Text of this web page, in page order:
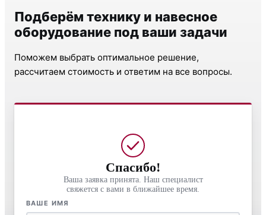
Подберём технику и навесное
оборудование под ваши задачи
Поможем выбрать оптимальное решение,
рассчитаем стоимость и ответим на все вопросы.
Спасибо!
Ваша заявка принята. Наш специалист
свяжется с вами в ближайшее время.
ВАШЕ ИМЯ